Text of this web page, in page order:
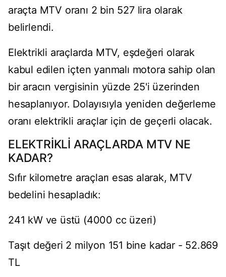
araçta MTV oranı 2 bin 527 lira olarak
belirlendi.
Elektrikli araçlarda MTV, eşdeğeri olarak
kabul edilen içten yanmalı motora sahip olan
bir aracın vergisinin yüzde 25'i üzerinden
hesaplanıyor. Dolayısıyla yeniden değerleme
oranı elektrikli araçlar için de geçerli olacak.
ELEKTRİKLİ ARAÇLARDA MTV NE
KADAR?
Sıfır kilometre araçları esas alarak, MTV
bedelini hesapladık:
241 kW ve üstü (4000 cc üzeri)
Taşıt değeri 2 milyon 151 bine kadar - 52.869
TL